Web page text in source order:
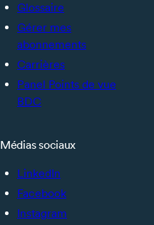
Glossaire
Gérer mes
abonnements
Carrières
Panel Points de vue
BDC
Médias sociaux
LinkedIn
Facebook
Instagram